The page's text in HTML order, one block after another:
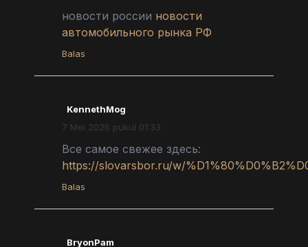
новости россии новости
автомобильного рынка РФ
Balas
KennethMog
7 Mei 2026 pukul 01:33
Все самое свежее здесь:
https://slovarsbor.ru/w/
Balas
BryonPam